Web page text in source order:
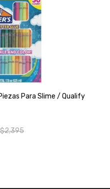
Para Slime / Qualify
$2,395
ElEl